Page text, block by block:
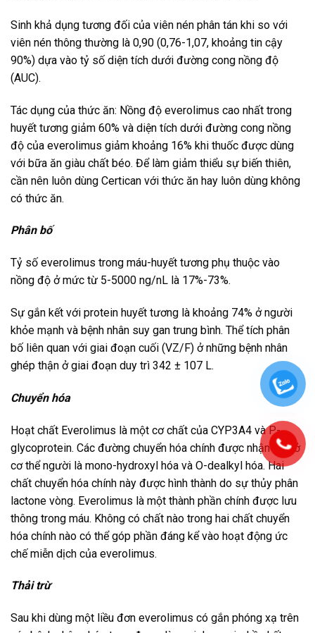
Sinh khả dụng tương đối của viên nén phân tán khi so với
viên nén thông thường là 0,90 (0,76-1,07, khoảng tin cậy
90%) dựa vào tỷ số diện tích dưới đường cong nồng độ
(AUC).
Tác dụng của thức ăn: Nồng độ everolimus cao nhất trong
huyết tương giảm 60% và diện tích dưới đường cong nồng
độ của everolimus giảm khoảng 16% khi thuốc được dùng
với bữa ăn giàu chất béo. Để làm giảm thiểu sự biến thiên,
cần nên luôn dùng Certican với thức ăn hay luôn dùng không
có thức ăn.
Phân bố
Tỷ số everolimus trong máu-huyết tương phụ thuộc vào
nồng độ ở mức từ 5-5000 ng/nL là 17%-73%.
Sự gắn kết với protein huyết tương là khoảng 74% ở người
khỏe mạnh và bệnh nhân suy gan trung bình. Thể tích phân
bố liên quan với giai đoạn cuối (VZ/F) ở những bệnh nhân
ghép thận ở giai đoạn duy trì 342 ± 107 L.
Chuyển hóa
Hoạt chất Everolimus là một cơ chất của CYP3A4 và P-
glycoprotein. Các đường chuyển hóa chính được nhận biết ở
cơ thể người là mono-hydroxyl hóa và O-dealkyl hóa. Hai
chất chuyển hóa chính này được hình thành do sự thủy phân
lactone vòng. Everolimus là một thành phần chính được lưu
thông trong máu. Không có chất nào trong hai chất chuyển
hóa chính nào có thể góp phần đáng kể vào hoạt động ức
chế miễn dịch của everolimus.
Thải trừ
Sau khi dùng một liều đơn everolimus có gắn phóng xạ trên